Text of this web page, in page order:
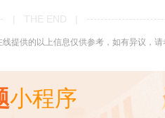
| THE END |
提供的以上信息仅供参考，如有异议，请
小程序